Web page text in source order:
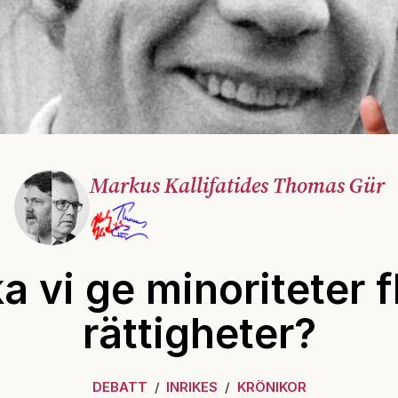
Markus Kallifatides Thomas Gür
vi ge minoriteter
rättigheter?
DEBATT INRIKES KRÖNIKOR